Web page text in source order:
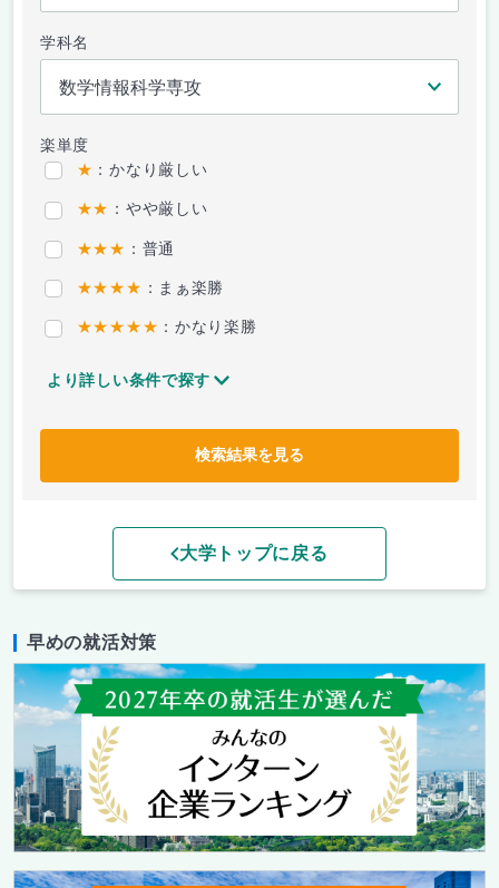
学科名
楽単度
★ ：かなり厳しい
★★ ：やや厳しい
★★★ ：普通
★★★★ ：まぁ楽勝
★★★★★ ：かなり楽勝
より詳しい条件で探す
検索結果を見る
大学トップに戻る
早めの就活対策